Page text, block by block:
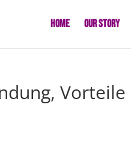
Home Our Story
Vorteile